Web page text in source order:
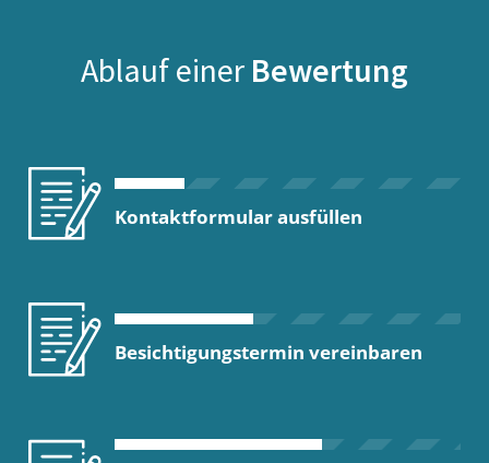
Ablauf einer Bewertung
Kontaktformular ausfüllen
Besichtigungstermin vereinbaren